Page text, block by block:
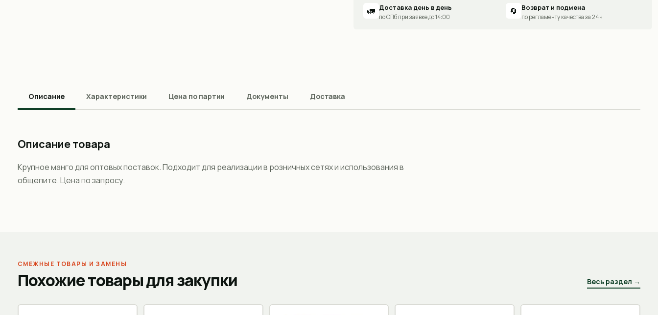
🚛 Доставка день в день
по СПб при заявке до 14:00
🔄 Возврат и подмена
по регламенту качества за 24 ч
Описание Характеристики Цена по партии Документы Доставка
Описание товара
Крупное манго для оптовых поставок. Подходит для реализации в розничных сетях и использования в
общепите. Цена по запросу.
СМЕЖНЫЕ ТОВАРЫ И ЗАМЕНЫ
Похожие товары для закупки Весь раздел →